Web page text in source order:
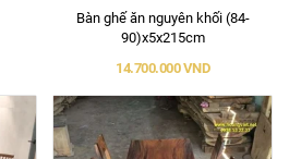
Bàn ghế ăn nguyên khối (84-
90)x5x215cm
14.700.000 VND